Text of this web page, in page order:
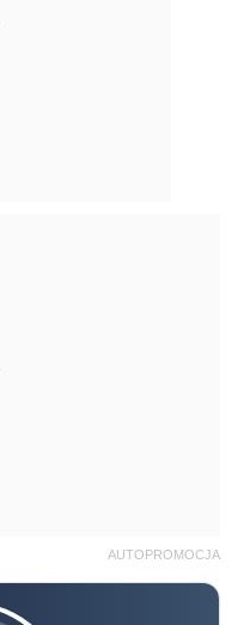
AUTOPROMOCJA